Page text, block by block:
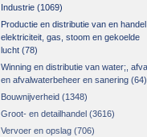
Industrie (1069)
Productie en distributie van en
elektriciteit, gas, stoom en gekoelde
lucht (78)
Winning en distributie van water;,
en afvalwaterbeheer en sanering (64)
Bouwnijverheid (1348)
Groot- en detailhandel (3616)
Vervoer en opslag (706)